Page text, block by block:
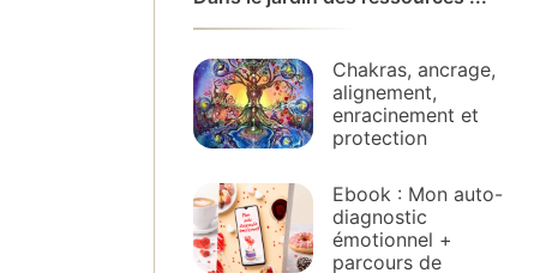
Chakras, ancrage,
alignement,
enracinement et
protection
Ebook : Mon auto-
diagnostic
émotionnel +
parcours de